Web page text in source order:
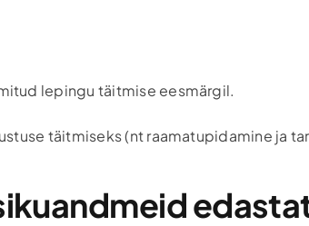
lepingu täitmise eesmärgil.
täitmiseks (nt raamatupidamine ja